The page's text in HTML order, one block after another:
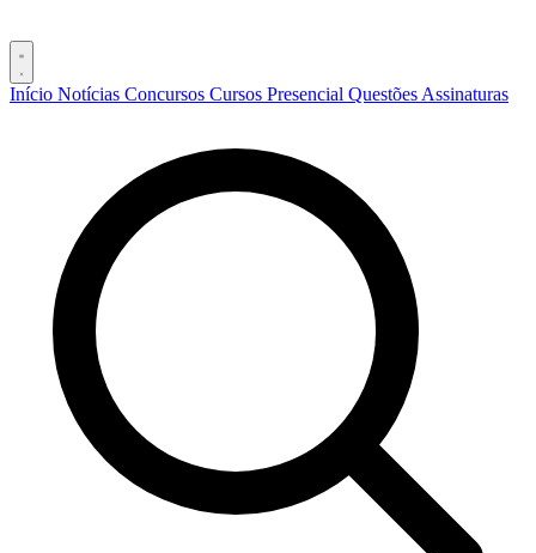
Início Notícias Concursos Cursos Presencial Questões Assinaturas